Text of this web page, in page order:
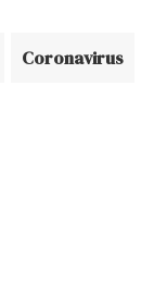
Coronavirus